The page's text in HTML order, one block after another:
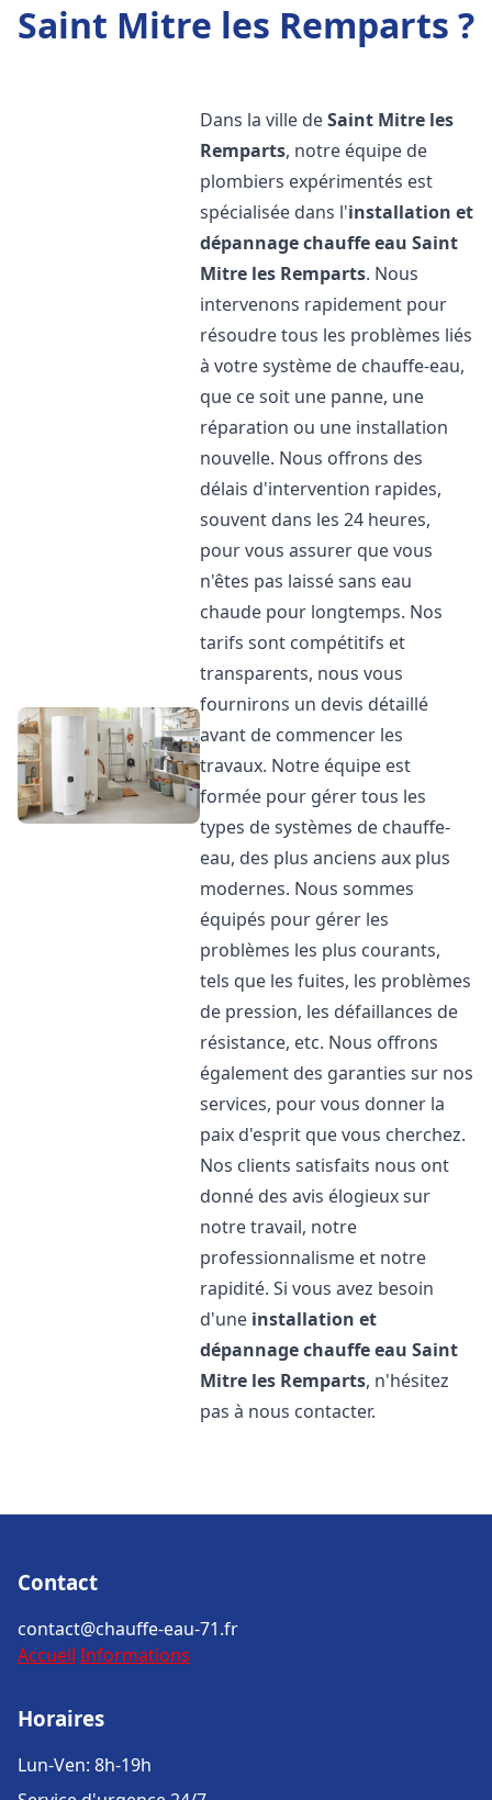
Saint Mitre les Remparts ?
Dans la ville deSaint Mitre les
Remparts, notre équipe de
plombiers expérimentés est
spécialisée dans l'installation et
dépannage chauffe eau Saint
Mitre les Remparts. Nous
intervenons rapidement pour
résoudre tous les problèmes liés
à votre système de chauffe-eau,
que ce soit une panne, une
réparation ou une installation
nouvelle. Nous offrons des
délais d'intervention rapides,
souvent dans les 24 heures,
pour vous assurer que vous
n'êtes pas laissé sans eau
chaude pour longtemps. Nos
tarifs sont compétitifs et
transparents, nous vous
fournirons un devis détaillé
avant de commencer les
travaux. Notre équipe est
formée pour gérer tous les
types de systèmes de chauffe-
eau, des plus anciens aux plus
modernes. Nous sommes
équipés pour gérer les
problèmes les plus courants,
tels que les fuites, les problèmes
de pression, les défaillances de
résistance, etc. Nous offrons
également des garanties sur nos
services, pour vous donner la
paix d'esprit que vous cherchez.
Nos clients satisfaits nous ont
donné des avis élogieux sur
notre travail, notre
professionnalisme et notre
rapidité. Si vous avez besoin
d'une installation et
dépannage chauffe eau Saint
Mitre les Remparts, n'hésitez
pas à nous contacter.
Contact
contact@chauffe-eau-71.fr
Accueil Informations
Horaires
Lun-Ven: 8h-19h